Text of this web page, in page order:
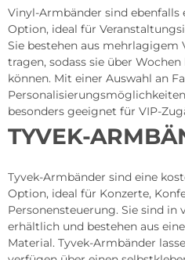
Vinyl-Armbänder sind ebenfalls
Option, ideal für
Sie bestehen aus mehrlagigem
tragen, sodass sie über
können. Mit einer Auswahl an
besonders geeignet für VIP-
TYVEK-
Tyvek-Armbänder sind eine
Option, ideal für Konzerte,
Personensteuerung. Sie sind in
erhältlich und bestehen aus
Material. Tyvek-Armbänder